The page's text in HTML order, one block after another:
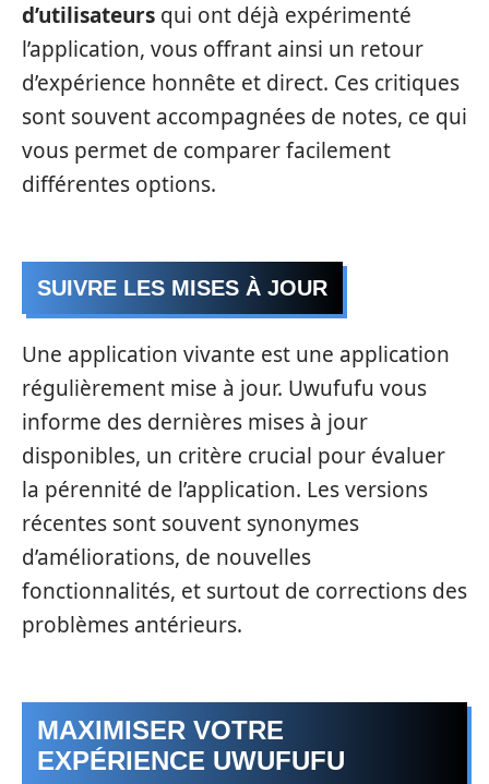
d’utilisateurs qui ont déjà expérimenté
l’application, vous offrant ainsi un retour
d’expérience honnête et direct. Ces critiques
sont souvent accompagnées de notes, ce qui
vous permet de comparer facilement
différentes options.
SUIVRE LES MISES À JOUR
Une application vivante est une application
régulièrement mise à jour. Uwufufu vous
informe des dernières mises à jour
disponibles, un critère crucial pour évaluer
la pérennité de l’application. Les versions
récentes sont souvent synonymes
d’améliorations, de nouvelles
fonctionnalités, et surtout de corrections des
problèmes antérieurs.
MAXIMISER VOTRE
EXPÉRIENCE UWUFUFU